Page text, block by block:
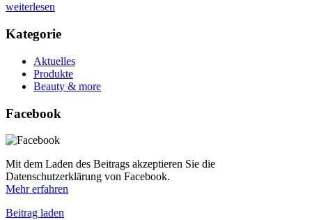
weiterlesen
Kategorie
Aktuelles
Produkte
Beauty & more
Facebook
Mit dem Laden des Beitrags akzeptieren Sie die
Datenschutzerklärung von Facebook.
Mehr erfahren
Beitrag laden